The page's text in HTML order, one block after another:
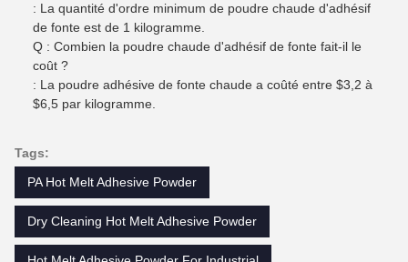
: La quantité d'ordre minimum de poudre chaude d'adhésif
de fonte est de 1 kilogramme.
Q : Combien la poudre chaude d'adhésif de fonte fait-il le
coût ?
: La poudre adhésive de fonte chaude a coûté entre $3,2 à
$6,5 par kilogramme.
Tags:
PA Hot Melt Adhesive Powder
Dry Cleaning Hot Melt Adhesive Powder